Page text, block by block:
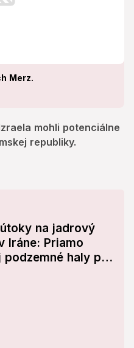
Merz.
mohli potenciálne
republiky.
na jadrový
Iráne: Priamo
podzemné haly pre